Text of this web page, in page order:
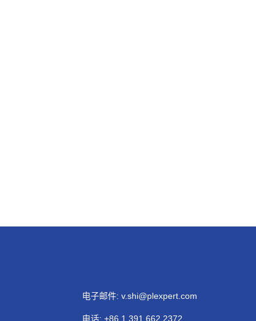
电子邮件:v.shi@plexpert.com
电话: +86 1 391 662 2372